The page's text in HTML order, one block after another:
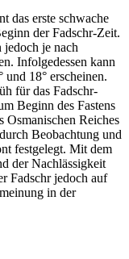
das erste schwache
der Fadschr-Zeit.
jedoch je nach
Infolgedessen kann
18° erscheinen.
für das Fadschr-
Beginn des Fastens
Osmanischen Reiches
Beobachtung und
festgelegt. Mit dem
der Nachlässigkeit
Fadschr jedoch auf
in der